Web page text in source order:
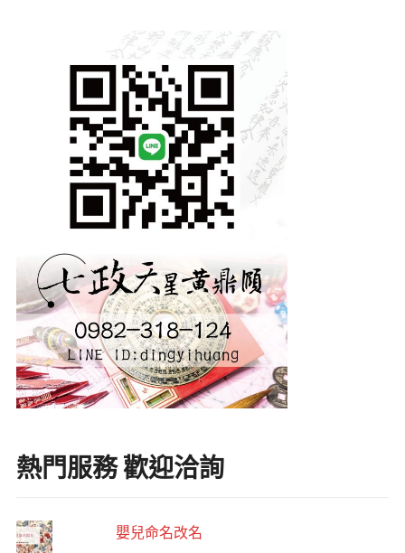
熱門服務 歡迎洽詢
嬰兒命名改名